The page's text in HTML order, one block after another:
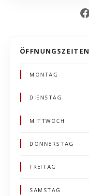
Facebook
ÖFFNUNGSZEITEN
MONTAG
DIENSTAG
MITTWOCH
DONNERSTAG
FREITAG
SAMSTAG